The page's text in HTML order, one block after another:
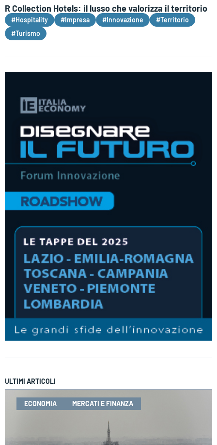
R Collection Hotels: il lusso che valorizza il territorio
#Hospitality #Impresa #Innovazione
#Territorio
#Turismo
ULTIMI ARTICOLI
ECONOMIA MERCATI E FINANZA